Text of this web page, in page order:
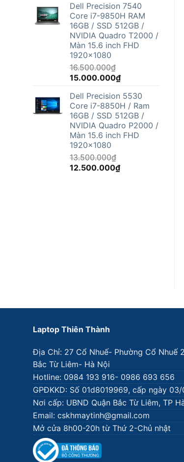
là:
13.500.000₫.
tại
là:
12.500.000₫.
Dell Precision 7540
Core i7-9850H RAM
16GB / SSD 512GB /
NVIDIA Quadro T2000 /
Màn 15.6 inch FHD
1920x1080
16.500.000₫
Giá
là:
16.500.000₫.
15.000.000₫Giá
tại
là:
15.000.000₫.
Dell Precision 5530
Core i7-8850H / Ram
16GB / SSD 512GB /
NVIDIA Quadro P2000 /
Màn 15.6 inch FHD
1920x1080
13.500.000₫
Giá
12.500.000₫Giá
Laptop Thiên Thành
Địa Chỉ: 27 Cổ Nhuế- Phường Cổ Nhuế
Bắc Từ Liêm- Hà Nội
Hotline: 0984 193 916- 0986 693 656
GPĐKKD: Số 01d8019969, cấp ngày
Nơi cấp: UBND Quận Bắc Từ Liêm, TP
Email: cskhmaytinh@gmail.com
Mở cửa 8h00-20h từ Thứ 2-Chủ nhật